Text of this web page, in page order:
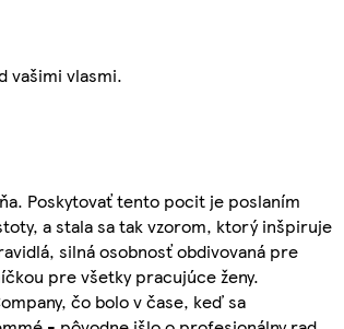
vašimi vlasmi.
Poskytovať tento pocit je poslaním
a stala sa tak vzorom, ktorý inšpiruje
silná osobnosť obdivovaná pre
pre všetky pracujúce ženy.
čo bolo v čase, keď sa